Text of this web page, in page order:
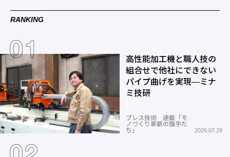
RANKING
高性能加工機と職人技の
組合せで他社にできない
パイプ曲げを実現―ミナ
ミ技研
プレス技術 連載「モ
ノづくり革新の旗手た
ち」
2026.07.29